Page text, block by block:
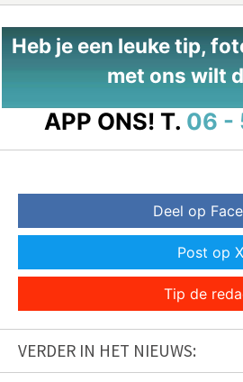
Heb je een leuke tip,
met ons wilt
APP ONS! T. 06 -
Deel op
Post op X
Tip de
VERDER IN HET NIEUWS: